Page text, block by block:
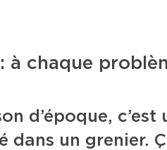
à chaque
d’époque, c’est
dans un grenier.